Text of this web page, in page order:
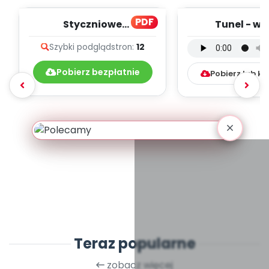
PDF
Styczniowe
piosenek
Szybki podglądstron: 12
Pobierz bezpłatnie
Tunel -
mp3)
Pobierz lub
Teraz popularne
zobacz więcej